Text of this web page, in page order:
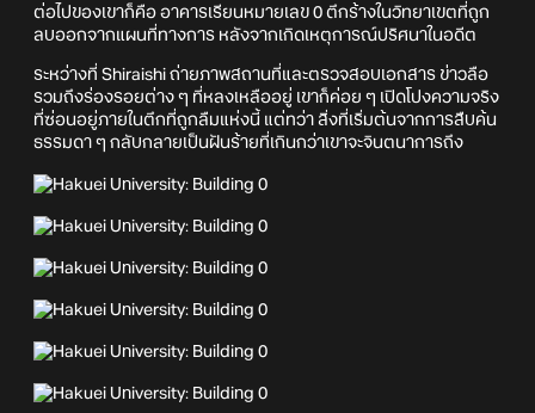
ต่อไปของเขาก็คือ อาคารเรียนหมายเลข 0 ตึกร้างในวิทยาเขตที่ถูก
ลบออกจากแผนที่ทางการ หลังจากเกิดเหตุการณ์ปริศนาในอดีต
ระหว่างที่ Shiraishi ถ่ายภาพสถานที่และตรวจสอบเอกสาร ข่าวลือ
รวมถึงร่องรอยต่าง ๆ ที่หลงเหลืออยู่ เขาก็ค่อย ๆ เปิดโปงความจริง
ที่ซ่อนอยู่ภายในตึกที่ถูกลืมแห่งนี้ แต่ทว่า สิ่งที่เริ่มต้นจากการสืบค้น
ธรรมดา ๆ กลับกลายเป็นฝันร้ายที่เกินกว่าเขาจะจินตนาการถึง